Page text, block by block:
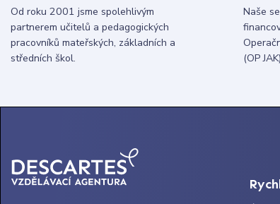
Od roku 2001 jsme spolehlivým
partnerem učitelů a pedagogických
pracovníků mateřských, základních a
středních škol.
Naše
(OP